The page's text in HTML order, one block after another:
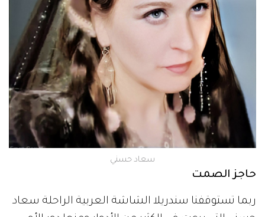
سعاد حسني
حاجز الصمت
ربما تستوقفنا سندريلا الشاشة العربية الراحلة سعاد